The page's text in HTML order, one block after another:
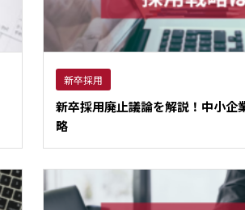
新卒採用
新卒採用廃止議論を解説！中小企
略